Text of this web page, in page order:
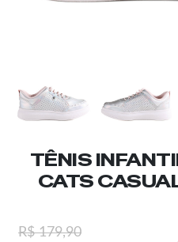
TÊNIS
CATS
R$179,90